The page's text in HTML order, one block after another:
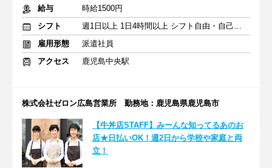
給与
時給1500円
シフト
週1日以上 1日4時間以上 シフト自由・自己申告
雇用形態
派遣社員
アクセス
鹿児島中央駅
株式会社ゼロン広島営業所 勤務地：鹿児島県鹿児島市
【牛丼店STAFF】みーんな知ってるあのお
店★日払いOK！週2日から学校や家庭と両
立！